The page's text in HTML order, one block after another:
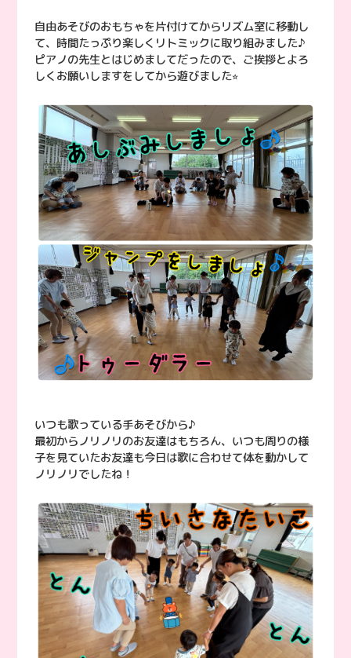
自由あそびのおもちゃを片付けてからリズム室に移動し
て、時間たっぷり楽しくリトミックに取り組みました♪
ピアノの先生とはじめましてだったので、ご挨拶とよろ
しくお願いしますをしてから遊びました⭐︎
いつも歌っている手あそびから♪
最初からノリノリのお友達はもちろん、いつも周りの様
子を見ていたお友達も今日は歌に合わせて体を動かして
ノリノリでしたね！